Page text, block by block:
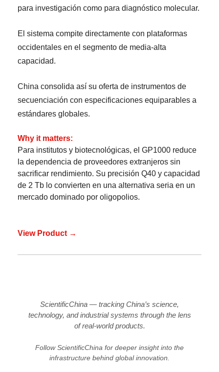
para investigación como para diagnóstico molecular.
El sistema compite directamente con plataformas
occidentales en el segmento de media-alta
capacidad.
China consolida así su oferta de instrumentos de
secuenciación con especificaciones equiparables a
estándares globales.
Why it matters:
Para institutos y biotecnológicas, el GP1000 reduce
la dependencia de proveedores extranjeros sin
sacrificar rendimiento. Su precisión Q40 y capacidad
de 2 Tb lo convierten en una alternativa seria en un
mercado dominado por oligopolios.
View Product →
ScientificChina — tracking China’s science,
technology, and industrial systems through the lens
of real-world products.
Follow ScientificChina for deeper insight into the
infrastructure behind global innovation.